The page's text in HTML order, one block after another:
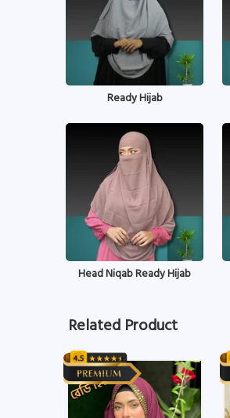
Ready Hijab
Head Niqab Ready Hijab
Related Product